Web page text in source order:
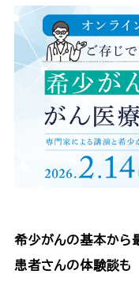
希少がんの基本から
患者さんの体験談も